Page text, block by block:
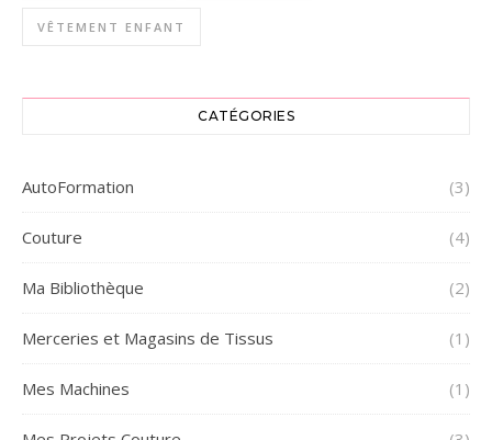
VÊTEMENT ENFANT
CATÉGORIES
AutoFormation (3)
Couture (4)
Ma Bibliothèque (2)
Merceries et Magasins de Tissus (1)
Mes Machines (1)